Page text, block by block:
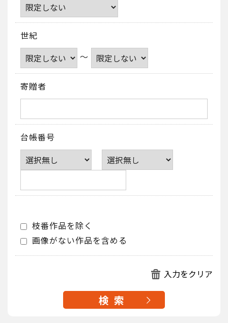
世紀
～
寄贈者
台帳番号
枝番作品を除く
画像がない作品を含める